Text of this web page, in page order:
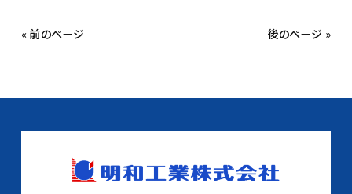
« 前のページ 後のページ »